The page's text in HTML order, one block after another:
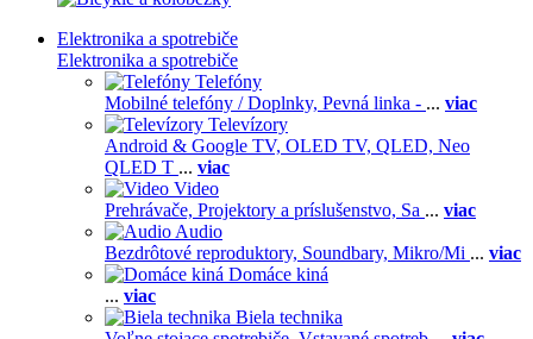
Elektronika a spotrebiče
Elektronika a spotrebiče
Telefóny
Mobilné telefóny / Doplnky, Pevná linka - ... viac
Televízory
Android & Google TV, OLED TV, QLED, Neo
QLED T ... viac
Video
Prehrávače, Projektory a príslušenstvo, Sa ... viac
Audio
Bezdrôtové reproduktory, Soundbary, Mikro/Mi ... viac
Domáce kiná
... viac
Biela technika